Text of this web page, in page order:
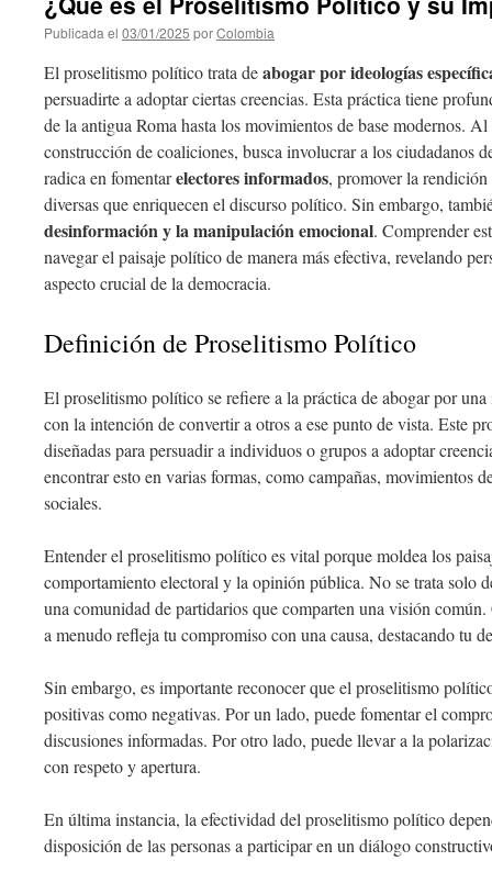
Publicada el 03/01/2025 porColombia
El proselitismo político trata deabogar por ideologías
persuadirte a adoptar ciertas creencias. Esta práctica tiene
de la antigua Roma hasta los movimientos de base modernos.
construcción de coaliciones, busca involucrar a los ciudadanos
radica en fomentarelectores informados, promover la
diversas que enriquecen el discurso político. Sin embargo,
desinformación y la manipulación emocional. Comprender
navegar el paisaje político de manera más efectiva, revelando
aspecto crucial de la democracia.
Definición de Proselitismo Político
El proselitismo político se refiere a la práctica de abogar por
con la intención de convertir a otros a ese punto de vista. Este
diseñadas para persuadir a individuos o grupos a adoptar
encontrar esto en varias formas, como campañas, movimientos
sociales.
Entender el proselitismo político es vital porque moldea los
comportamiento electoral y la opinión pública. No se trata solo
una comunidad de partidarios que comparten una visión
a menudo refleja tu compromiso con una causa, destacando tu
Sin embargo, es importante reconocer que el proselitismo
positivas como negativas. Por un lado, puede fomentar el
discusiones informadas. Por otro lado, puede llevar a la
con respeto y apertura.
En última instancia, la efectividad del proselitismo político
disposición de las personas a participar en un diálogo